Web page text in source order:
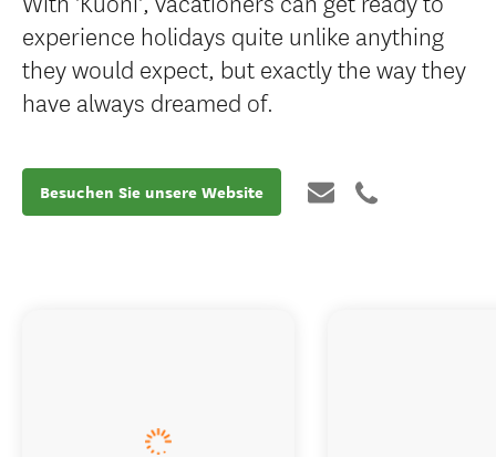
experience holidays quite unlike anything
they would expect, but exactly the way they
have always dreamed of.
Besuchen Sie unsere Website